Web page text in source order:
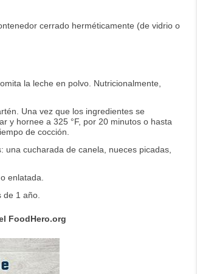
cerrado herméticamente (de vidrio o
la leche en polvo. Nutricionalmente,
Una vez que los ingredientes se
y hornee a 325 °F, por 20 minutos o hasta
de cocción.
cucharada de canela, nueces picadas,
enlatada.
1 año.
FoodHero.org